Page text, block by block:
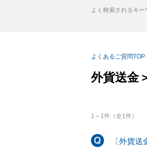
よく検索されるキー
よくあるご質問TOP
外貨送金
1 ～ 1件（全1件）
〔外貨